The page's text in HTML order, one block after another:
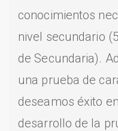
conocimientos
nivel secundario
de Secundaria).
una prueba de
deseamos éxito
desarrollo de la